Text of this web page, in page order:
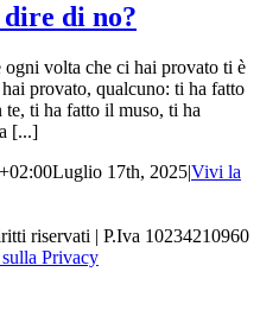
di no?
volta che ci hai provato ti è
provato, qualcuno: ti ha fatto
te, ti ha fatto il muso, ti ha
[...]
Luglio 17th, 2025|Vivi la
riservati | P.Iva 10234210960
Privacy